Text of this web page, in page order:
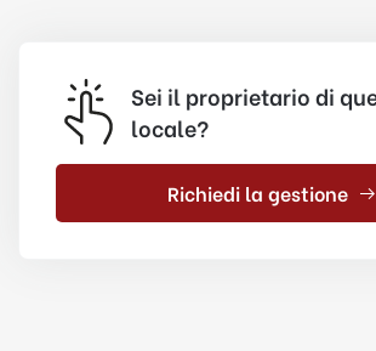
Sei il proprietario di
locale?
Richiedi la gestione